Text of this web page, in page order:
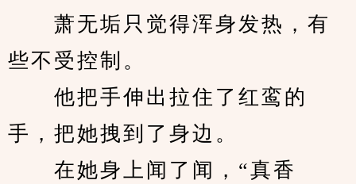
萧无垢只觉得浑身发热，有
些不受控制。
他把手伸出拉住了红鸾的
手，把她拽到了身边。
在她身上闻了闻，“真香